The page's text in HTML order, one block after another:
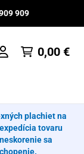
909
0,00 €
plachiet na
tovaru
sa